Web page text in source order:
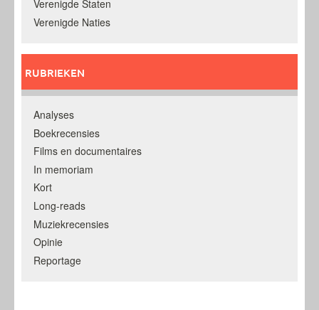
Verenigde Staten
Verenigde Naties
RUBRIEKEN
Analyses
Boekrecensies
Films en documentaires
In memoriam
Kort
Long-reads
Muziekrecensies
Opinie
Reportage